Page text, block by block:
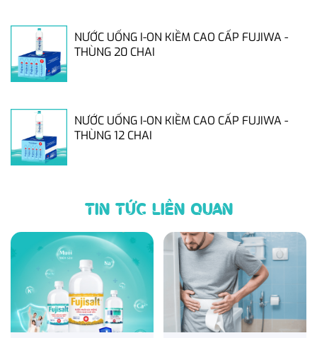
NƯỚC UỐNG I-ON KIỀM CAO CẤP FUJIWA -
THÙNG 20 CHAI
NƯỚC UỐNG I-ON KIỀM CAO CẤP FUJIWA -
THÙNG 12 CHAI
TIN TỨC LIÊN QUAN